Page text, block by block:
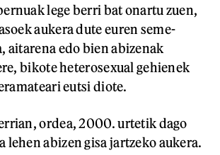
lege berri bat onartu zuen,
aukera dute euren seme-
aitarena edo bien abizenak
bikote heterosexual gehienek
eutsi diote.
ordea, 2000. urtetik dago
lehen abizen gisa jartzeko aukera.